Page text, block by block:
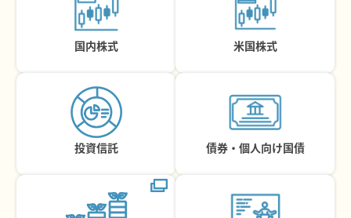
国内株式 米国株式
投資信託 債券・個人向け国債